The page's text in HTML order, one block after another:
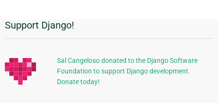
附
加
信
息
Support Django!
Sal Cangeloso donated to the Django Software
Foundation to support Django development.
Donate today!